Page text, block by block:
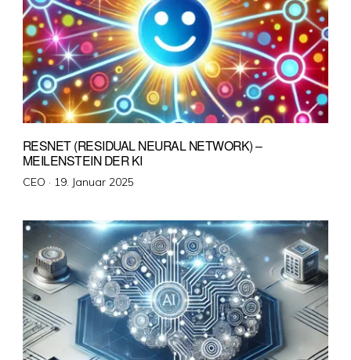
RESNET (RESIDUAL NEURAL NETWORK) –
MEILENSTEIN DER KI
CEO · Veröffentlicht
19. Januar 2025